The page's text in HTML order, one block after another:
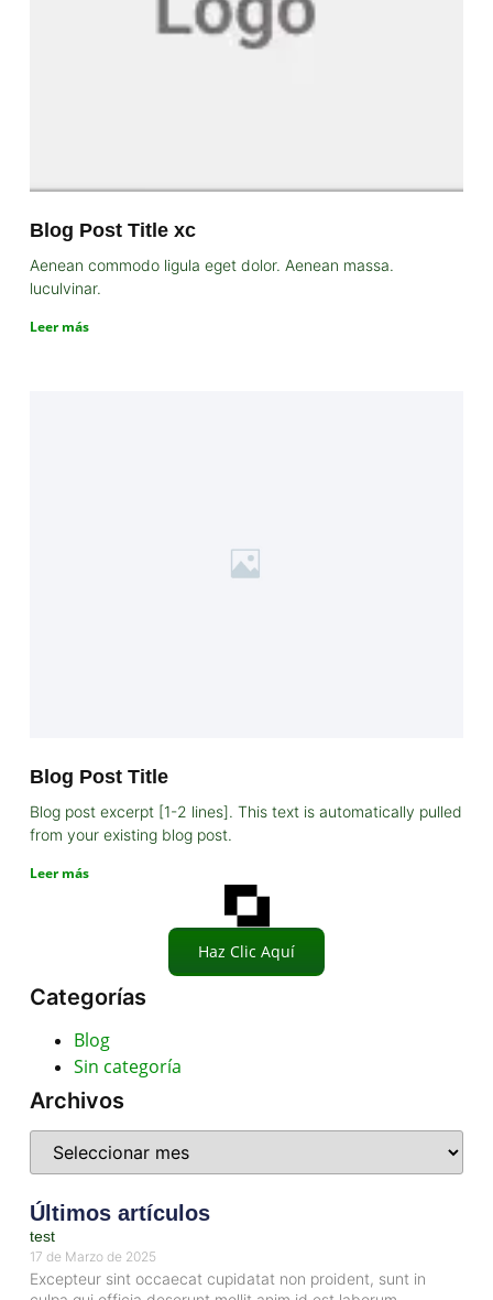
Blog Post Title xc
Aenean commodo ligula eget dolor. Aenean massa.
luculvinar.
Leer más
Blog Post Title
Blog post excerpt [1-2 lines]. This text is automatically pulled
from your existing blog post.
Leer más
Haz Clic Aquí
Categorías
Blog
Sin categoría
Archivos
Últimos artículos
test
17 de Marzo de 2025
Excepteur sint occaecat cupidatat non proident, sunt in